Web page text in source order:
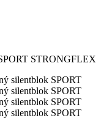
STRONGFLEX